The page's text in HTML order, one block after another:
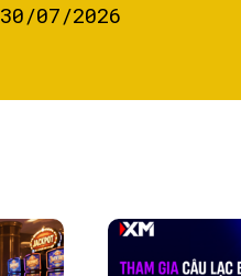
30/07/2026